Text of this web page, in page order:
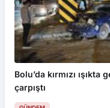
Bolu’da kırmızı
çarpıştı